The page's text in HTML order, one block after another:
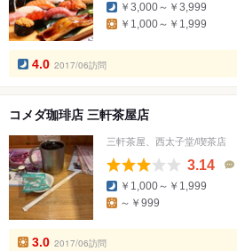
数
￥3,000～￥3,999
￥1,000～￥1,999
4.0 2017/06訪問
コメダ珈琲店 三軒茶屋店
三軒茶屋、西太子堂/喫茶店
3.14
数
￥1,000～￥1,999
～￥999
3.0 2017/06訪問